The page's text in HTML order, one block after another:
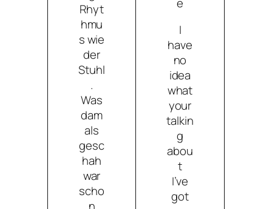
Rhyt
hmu
s wie
der
Stuhl
.
Was
dam
als
gesc
hah
war
scho
n
I
have
no
idea
what
your
talkin
g
abou
t
I’ve
got